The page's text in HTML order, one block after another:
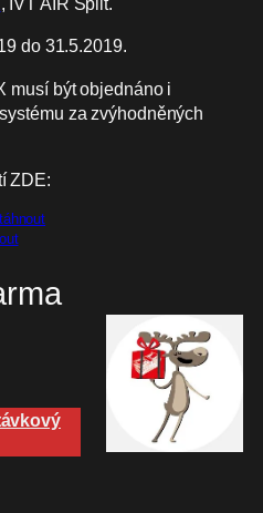
do 31.5.2019.
musí být objednáno i
za zvýhodněných
ZDE: